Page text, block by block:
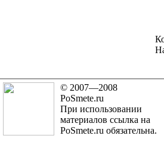
© 2007—2008
PoSmete.ru
При использовании
материалов ссылка на
PoSmete.ru обязательна.